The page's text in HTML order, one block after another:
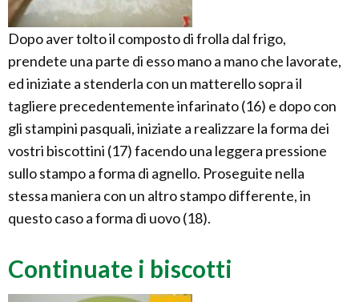
Dopo aver tolto il composto di frolla dal frigo,
prendete una parte di esso mano a mano che lavorate,
ed iniziate a stenderla con un matterello sopra il
tagliere precedentemente infarinato (16) e dopo con
gli stampini pasquali, iniziate a realizzare la forma dei
vostri biscottini (17) facendo una leggera pressione
sullo stampo a forma di agnello. Proseguite nella
stessa maniera con un altro stampo differente, in
questo caso a forma di uovo (18).
Continuate i biscotti